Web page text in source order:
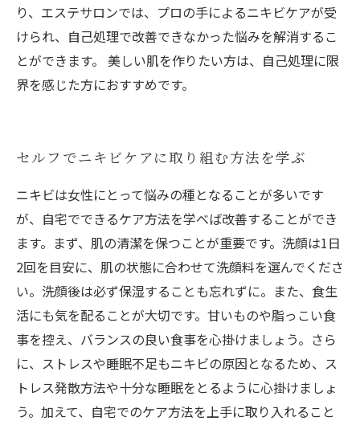
り、エステサロンでは、プロの手によるニキビケアが受
けられ、自己処理で改善できなかった悩みを解消するこ
とができます。 美しい肌を作りたい方は、自己処理に限
界を感じた方におすすめです。
セルフでニキビケアに取り組む方法を学ぶ
ニキビは女性にとって悩みの種となることが多いです
が、自宅でできるケア方法を学べば改善することができ
ます。まず、肌の清潔を保つことが重要です。洗顔は1日
2回を目安に、肌の状態に合わせて洗顔料を選んでくださ
い。洗顔後は必ず保湿することも忘れずに。また、食生
活にも気を配ることが大切です。甘いものや脂っこい食
事を控え、バランスの良い食事を心掛けましょう。さら
に、ストレスや睡眠不足もニキビの原因となるため、ス
トレス発散方法や十分な睡眠をとるように心掛けましょ
う。加えて、自宅でのケア方法を上手に取り入れること